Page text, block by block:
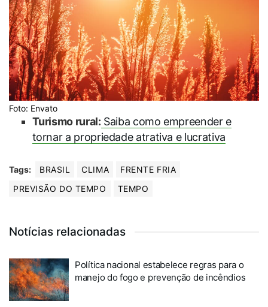
Foto: Envato
Turismo rural: Saiba como empreender e
tornar a propriedade atrativa e lucrativa
Tags: BRASIL CLIMA
FRENTE FRIA
PREVISÃO DO TEMPO
TEMPO
Notícias relacionadas
Política nacional estabelece regras para o
manejo do fogo e prevenção de incêndios